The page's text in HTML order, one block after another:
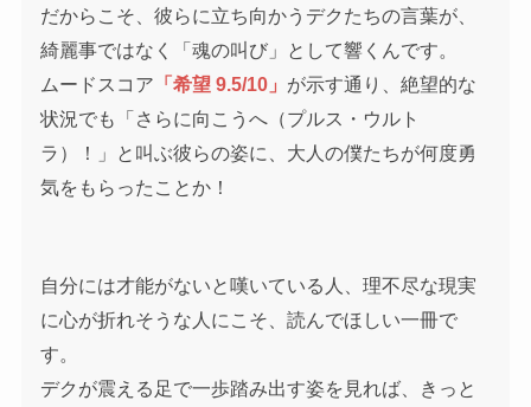
だからこそ、彼らに立ち向かうデクたちの言葉が、
綺麗事ではなく「魂の叫び」として響くんです。
ムードスコア 「希望 9.5/10」 が示す通り、絶望的な
状況でも「さらに向こうへ（プルス・ウルト
ラ）！」と叫ぶ彼らの姿に、大人の僕たちが何度勇
気をもらったことか！
自分には才能がないと嘆いている人、理不尽な現実
に心が折れそうな人にこそ、読んでほしい一冊で
す。
デクが震える足で一歩踏み出す姿を見れば、きっと